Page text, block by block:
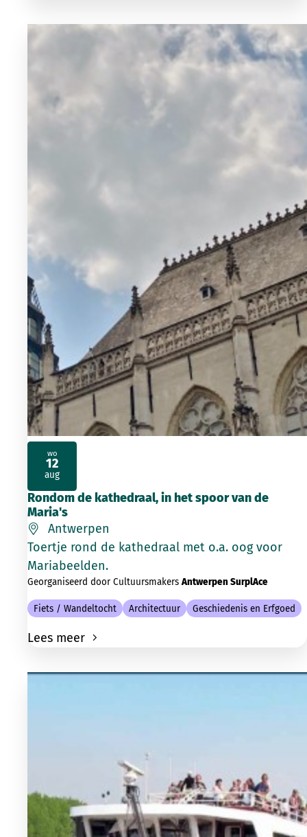
Rondom de kathedraal, in het spoor van de
Maria's
Antwerpen
Toertje rond de kathedraal met o.a. oog voor
Mariabeelden.
Georganiseerd door CultuursmakersAntwerpen SurplAce
Fiets / Wandeltocht Architectuur Geschiedenis en Erfgoed
Lees meer
wo
12
aug
2026